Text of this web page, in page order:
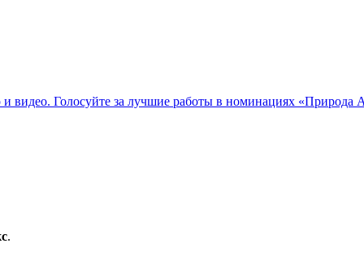
и видео. Голосуйте за лучшие работы в номинациях
.